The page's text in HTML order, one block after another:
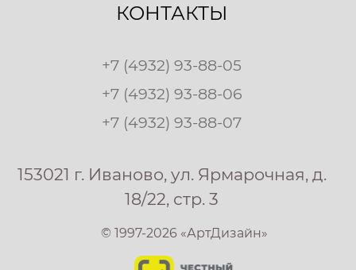
КОНТАКТЫ
+7 (4932) 93-88-05
+7 (4932) 93-88-06
+7 (4932) 93-88-07
153021 г. Иваново, ул. Ярмарочная, д.
18/22, стр. 3
© 1997-2026 «АртДизайн»